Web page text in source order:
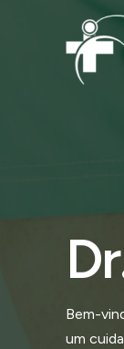
Bem-
um